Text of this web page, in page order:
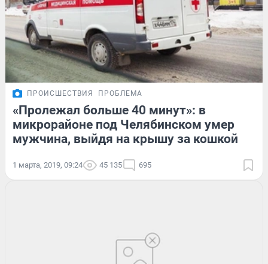
ПРОИСШЕСТВИЯ ПРОБЛЕМА
«Пролежал больше 40 минут»: в
микрорайоне под Челябинском умер
мужчина, выйдя на крышу за кошкой
1 марта, 2019, 09:24 45 135 695